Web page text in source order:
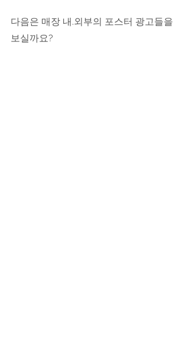
다음은 매장 내.외부의 포스터 광고들을
보실까요?